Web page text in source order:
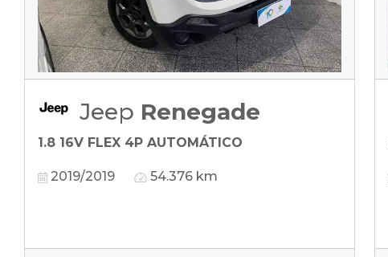
Jeep Renegade
1.8 16V FLEX 4P AUTOMÁTICO
2019/2019 54.376 km